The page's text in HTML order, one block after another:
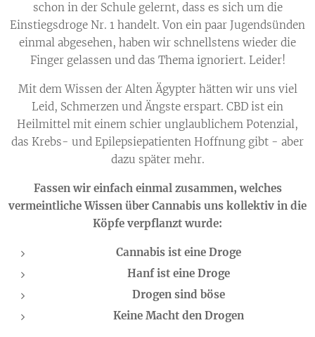
schon in der Schule gelernt, dass es sich um die
Einstiegsdroge Nr. 1 handelt. Von ein paar Jugendsünden
einmal abgesehen, haben wir schnellstens wieder die
Finger gelassen und das Thema ignoriert. Leider!
Mit dem Wissen der Alten Ägypter hätten wir uns viel
Leid, Schmerzen und Ängste erspart. CBD ist ein
Heilmittel mit einem schier unglaublichem Potenzial,
das Krebs- und Epilepsiepatienten Hoffnung gibt - aber
dazu später mehr.
Fassen wir einfach einmal zusammen, welches
vermeintliche Wissen über Cannabis uns kollektiv in die
Köpfe verpflanzt wurde:
Cannabis ist eine Droge
Hanf ist eine Droge
Drogen sind böse
Keine Macht den Drogen